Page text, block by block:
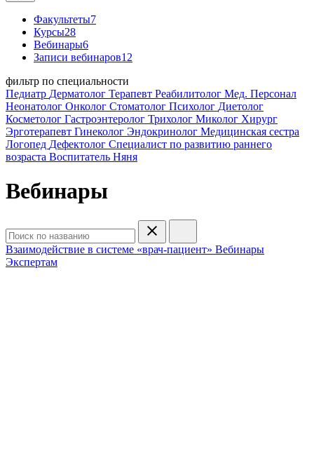
Факультеты7
Курсы28
Вебинары6
Записи вебинаров12
фильтр по специальности
Педиатр Дерматолог Терапевт Реабилитолог Мед. Персонал
Неонатолог Онколог Стоматолог Психолог Диетолог
Косметолог Гастроэнтеролог Трихолог Миколог Хирург
Эрготерапевт Гинеколог Эндокринолог Медицинская сестра
Логопед Дефектолог Специалист по развитию раннего
возраста Воспитатель Няня
Вебинары
Взаимодействие в системе «врач-пациент» Вебинары
Экспертам